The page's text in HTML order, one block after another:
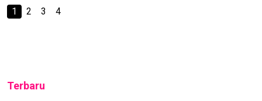
1 2 3 4
Terbaru